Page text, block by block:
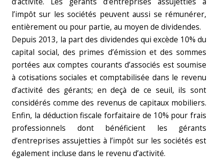
l’impôt sur les sociétés peuvent aussi se rémunérer,
entièrement ou pour partie, au moyen de dividendes.
Depuis 2013, la part des dividendes qui excède 10% du
capital social, des primes d’émission et des sommes
portées aux comptes courants d’associés est soumise
à cotisations sociales et comptabilisée dans le revenu
d’activité des gérants; en deçà de ce seuil, ils sont
considérés comme des revenus de capitaux mobiliers.
Enfin, la déduction fiscale forfaitaire de 10% pour frais
professionnels dont bénéficient les gérants
d’entreprises assujetties à l’impôt sur les sociétés est
également incluse dans le revenu d’activité.